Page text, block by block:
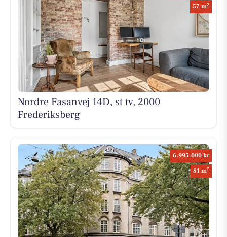
57 m2
Nordre Fasanvej 14D, st tv, 2000
Frederiksberg
6.995.000 kr
81 m2